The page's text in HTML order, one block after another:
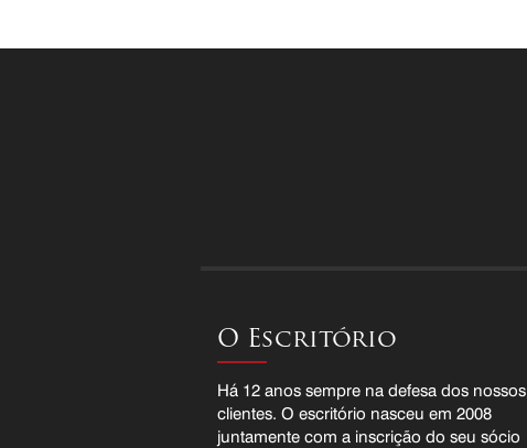
O Escritório
Há 12 anos sempre na defesa dos nossos
clientes. O escritório nasceu em 2008
juntamente com a inscrição do seu sócio